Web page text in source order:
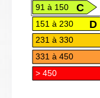
C
91 à 150
D
151 à 230
231 à 330
331 à 450
> 450